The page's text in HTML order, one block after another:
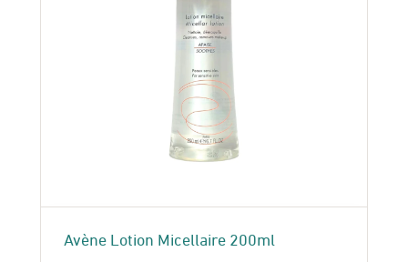
Avène Lotion Micellaire 200ml